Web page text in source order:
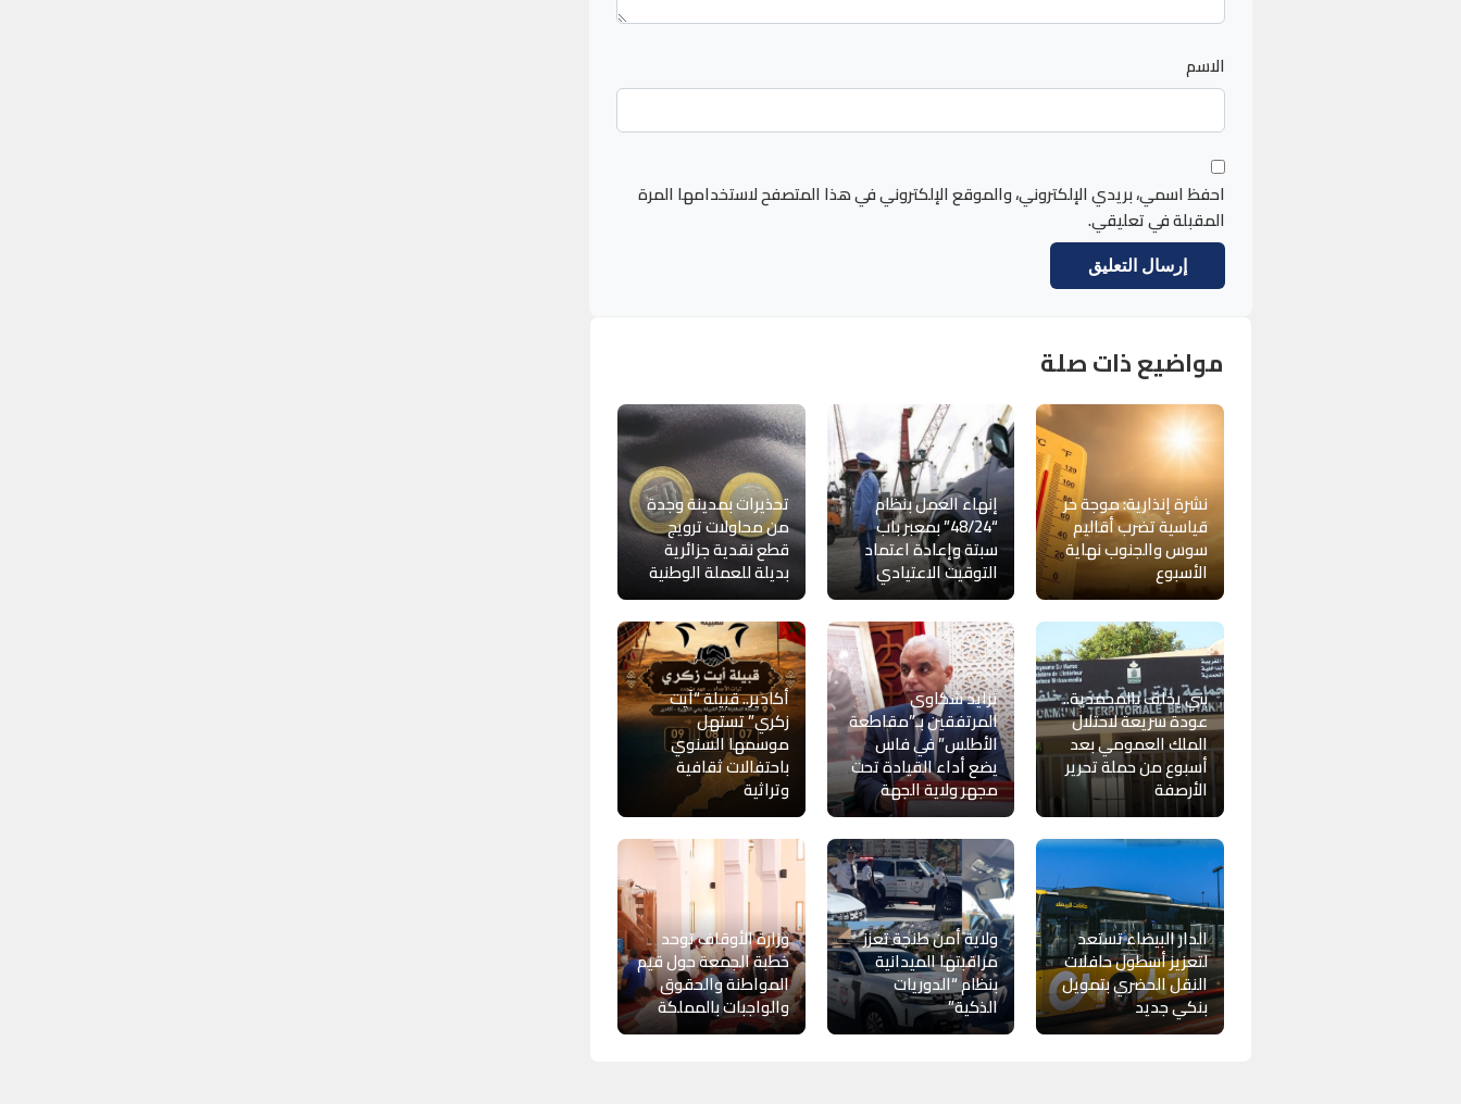
الاسم
احفظ اسمي، بريدي الإلكتروني، والموقع الإلكتروني في هذا المتصفح لاستخدامها المرة
المقبلة في تعليقي.
مواضيع ذات صلة
نشرة إنذارية: موجة حر
قياسية تضرب أقاليم
سوس والجنوب نهاية
الأسبوع
إنهاء العمل بنظام
“48/24” بمعبر باب
سبتة وإعادة اعتماد
التوقيت الاعتيادي
تحذيرات بمدينة وجدة
من محاولات ترويج
قطع نقدية جزائرية
بديلة للعملة الوطنية
بني يخلف بالمحمدية..
عودة سريعة لاحتلال
الملك العمومي بعد
أسبوع من حملة تحرير
الأرصفة
تزايد شكاوى
المرتفقين بـ”مقاطعة
الأطلس” في فاس
يضع أداء القيادة تحت
مجهر ولاية الجهة
أكادير.. قبيلة “آيت
زكري” تستهل
موسمها السنوي
باحتفالات ثقافية
وتراثية
الدار البيضاء تستعد
لتعزيز أسطول حافلات
النقل الحضري بتمويل
بنكي جديد
ولاية أمن طنجة تعزز
مراقبتها الميدانية
بنظام “الدوريات
الذكية”
وزارة الأوقاف توحد
خطبة الجمعة حول قيم
المواطنة والحقوق
والواجبات بالمملكة